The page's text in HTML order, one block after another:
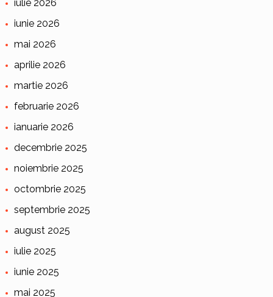
iulie 2026
iunie 2026
mai 2026
aprilie 2026
martie 2026
februarie 2026
ianuarie 2026
decembrie 2025
noiembrie 2025
octombrie 2025
septembrie 2025
august 2025
iulie 2025
iunie 2025
mai 2025